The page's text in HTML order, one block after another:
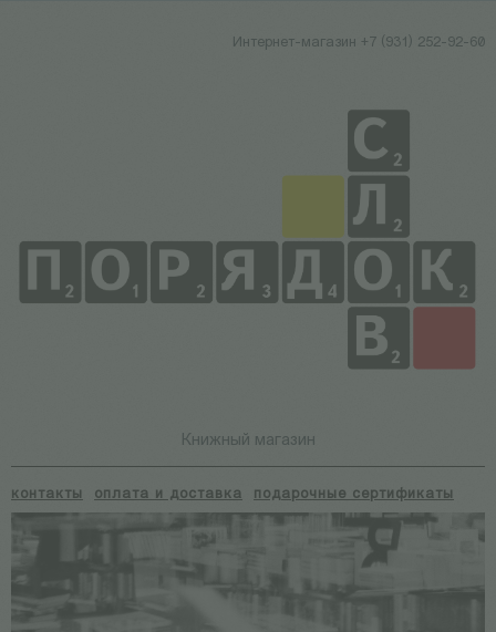
Интернет-магазин +7 (931) 252-92-60
Книжный магазин
контакты оплата и доставка подарочные сертификаты